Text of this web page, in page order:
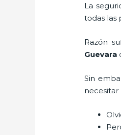
La
todas las
Razón
Guevara
Sin
necesitar